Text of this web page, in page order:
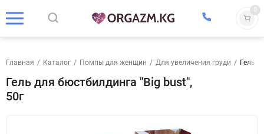
0
Главная / Каталог / Помпы для женщин / Для увеличения груди / Гель
Гель для бюстбилдинга "Big bust",
50г